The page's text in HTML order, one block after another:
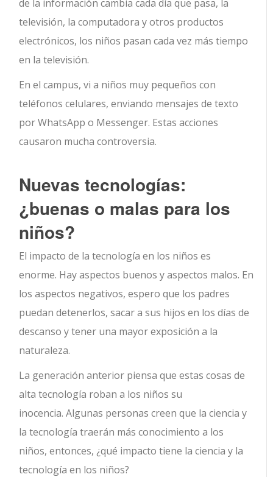
de la información cambia cada día que pasa, la
televisión, la computadora y otros productos
electrónicos, los niños pasan cada vez más tiempo
en la televisión.
En el campus, vi a niños muy pequeños con
teléfonos celulares, enviando mensajes de texto
por WhatsApp o Messenger. Estas acciones
causaron mucha controversia.
Nuevas tecnologías:
¿buenas o malas para los
niños?
El impacto de la tecnología en los niños es
enorme. Hay aspectos buenos y aspectos malos. En
los aspectos negativos, espero que los padres
puedan detenerlos, sacar a sus hijos en los días de
descanso y tener una mayor exposición a la
naturaleza.
La generación anterior piensa que estas cosas de
alta tecnología roban a los niños su
inocencia. Algunas personas creen que la ciencia y
la tecnología traerán más conocimiento a los
niños, entonces, ¿qué impacto tiene la ciencia y la
tecnología en los niños?